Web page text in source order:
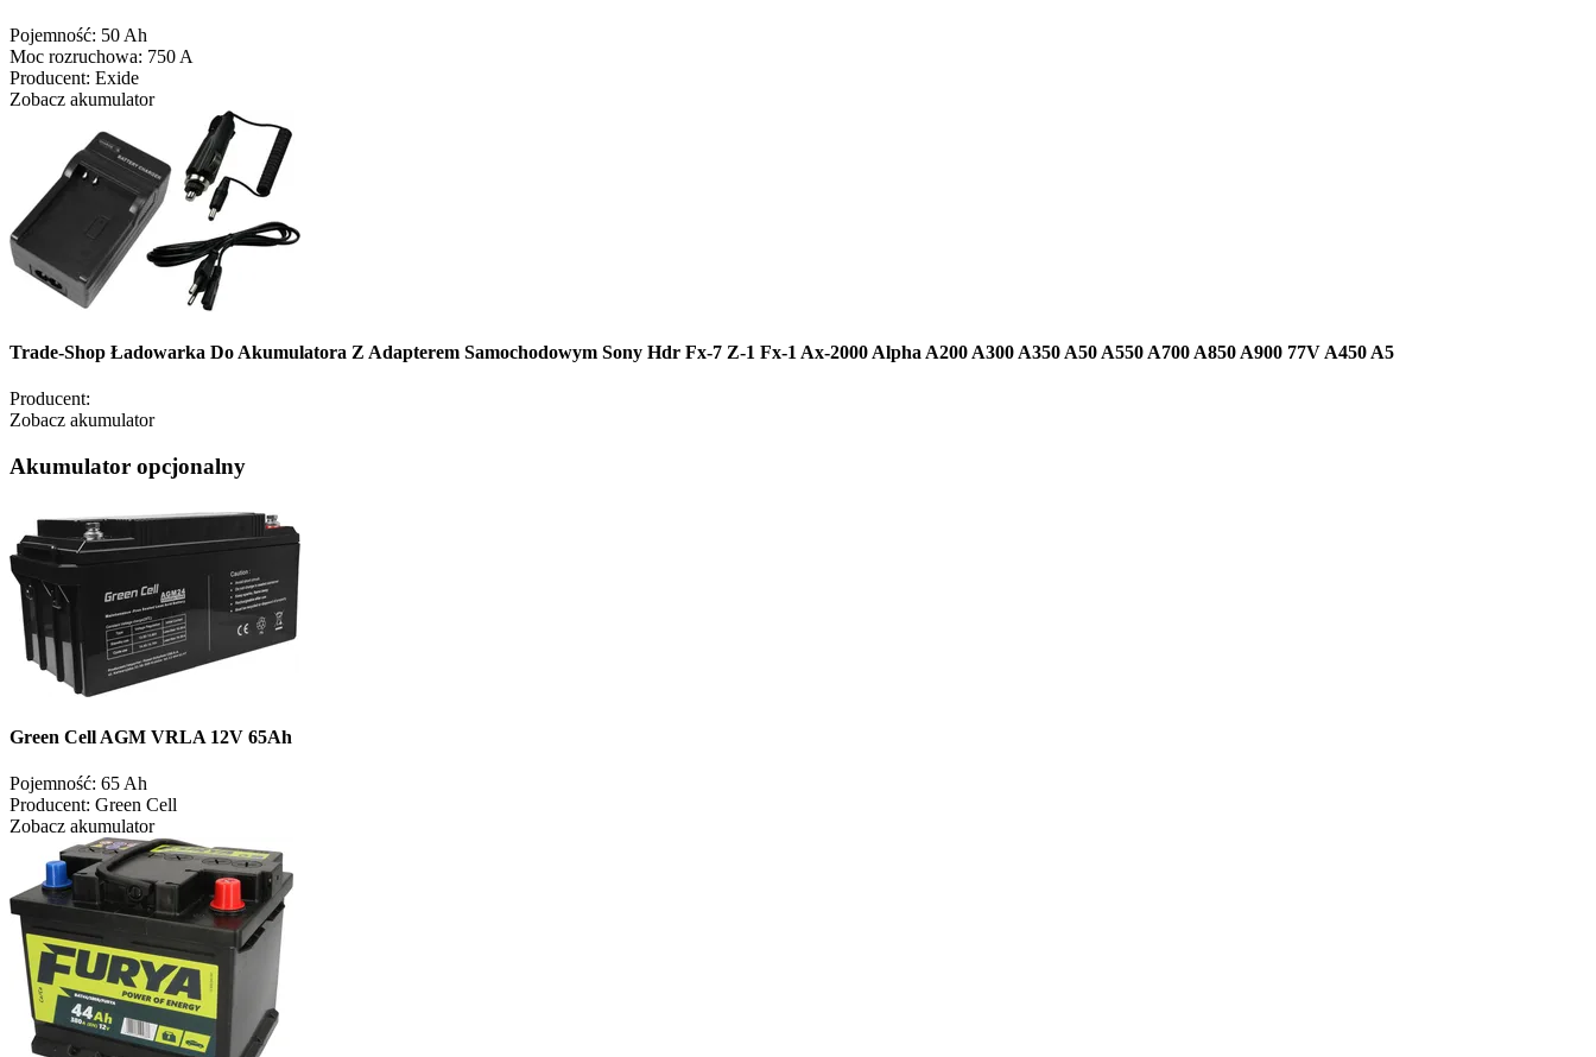
Pojemność: 50 Ah
Moc rozruchowa: 750 A
Producent: Exide
Zobacz akumulator
Trade-Shop Ładowarka Do Akumulatora Z Adapterem Samochodowym Sony Hdr Fx-7 Z-1 Fx-1 Ax-2000 Alpha A200 A300 A350 A50 A550 A700 A850 A900 77V A450 A5
Producent:
Zobacz akumulator
Akumulator opcjonalny
Green Cell AGM VRLA 12V 65Ah
Pojemność: 65 Ah
Producent: Green Cell
Zobacz akumulator